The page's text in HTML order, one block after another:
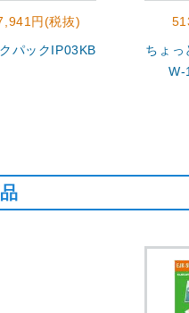
円(税抜)
パックIP03KB
ちょっ
W-